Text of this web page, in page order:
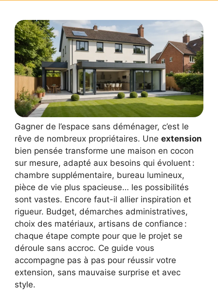
Gagner de l’espace sans déménager, c’est le
rêve de nombreux propriétaires. Une extension
bien pensée transforme une maison en cocon
sur mesure, adapté aux besoins qui évoluent :
chambre supplémentaire, bureau lumineux,
pièce de vie plus spacieuse… les possibilités
sont vastes. Encore faut-il allier inspiration et
rigueur. Budget, démarches administratives,
choix des matériaux, artisans de confiance :
chaque étape compte pour que le projet se
déroule sans accroc. Ce guide vous
accompagne pas à pas pour réussir votre
extension, sans mauvaise surprise et avec
style.